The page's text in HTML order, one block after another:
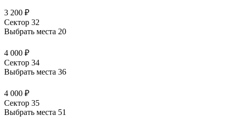
3 200 ₽
Сектор 32
Выбрать места 20
4 000 ₽
Сектор 34
Выбрать места 36
4 000 ₽
Сектор 35
Выбрать места 51